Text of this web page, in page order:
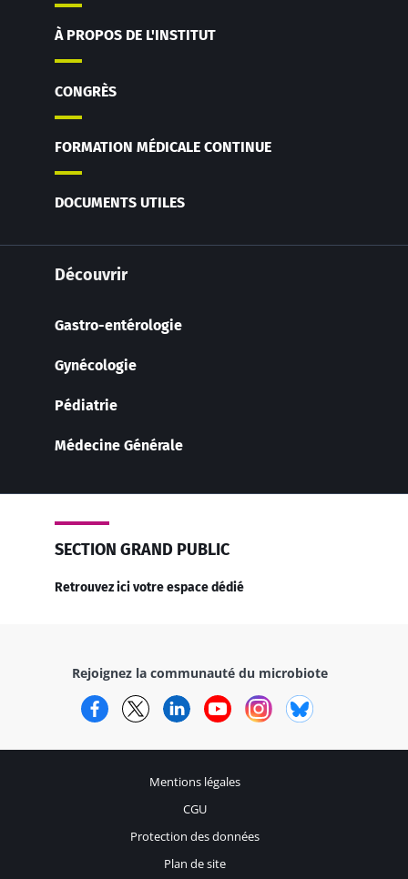
À PROPOS DE L'INSTITUT
CONGRÈS
FORMATION MÉDICALE CONTINUE
DOCUMENTS UTILES
Découvrir
Gastro-entérologie
Gynécologie
Pédiatrie
Médecine Générale
SECTION GRAND PUBLIC
Retrouvez ici votre espace dédié
Rejoignez la communauté du microbiote
FacebookTwitterLinkedInYouTubeInstagram
Mentions légales
CGU
Protection des données
Plan de site